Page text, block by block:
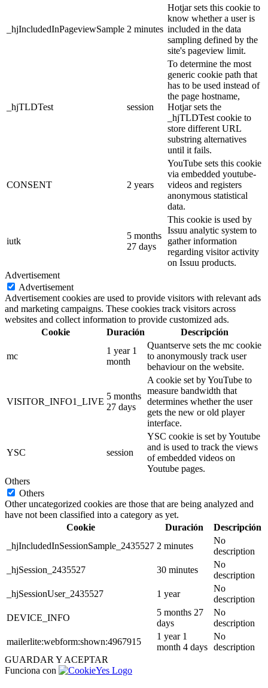
_hjIncludedInPageviewSample 2 minutes
Hotjar sets this cookie to
know whether a user is
included in the data
sampling defined by the
site's pageview limit.
_hjTLDTest session
To determine the most
generic cookie path that
has to be used instead of
the page hostname,
Hotjar sets the
_hjTLDTest cookie to
store different URL
substring alternatives
until it fails.
CONSENT 2 years
YouTube sets this cookie
via embedded youtube-
videos and registers
anonymous statistical
data.
iutk
5 months
27 days
This cookie is used by
Issuu analytic system to
gather information
regarding visitor activity
on Issuu products.
Advertisement
Advertisement
Advertisement cookies are used to provide visitors with relevant ads
and marketing campaigns. These cookies track visitors across
websites and collect information to provide customized ads.
Cookie
Duración Descripción
mc
1 year 1
month
Quantserve sets the mc cookie
to anonymously track user
behaviour on the website.
VISITOR_INFO1_LIVE
5 months
27 days
A cookie set by YouTube to
measure bandwidth that
determines whether the user
gets the new or old player
interface.
YSC session
YSC cookie is set by Youtube
and is used to track the views
of embedded videos on
Youtube pages.
Others
Others
Other uncategorized cookies are those that are being analyzed and
have not been classified into a category as yet.
Cookie
Duración
Descripción
_hjIncludedInSessionSample_2435527 2 minutes
No
description
_hjSession_2435527
30 minutes
No
description
_hjSessionUser_2435527
1 year
No
description
DEVICE_INFO
5 months 27
days
No
description
mailerlite:webform:shown:4967915
1 year 1
month 4 days
No
description
GUARDAR Y ACEPTAR
Funciona con